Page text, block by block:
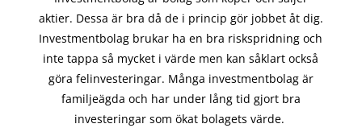
aktier. Dessa är bra då de i princip görjobbet åt dig.
Investmentbolag brukar ha en bra riskspridning och
inte tappa så mycket i värde men kan såklart också
göra felinvesteringar. Många investmentbolag är
familjeägda och har under lång tid gjort bra
investeringar som ökat bolagets värde.